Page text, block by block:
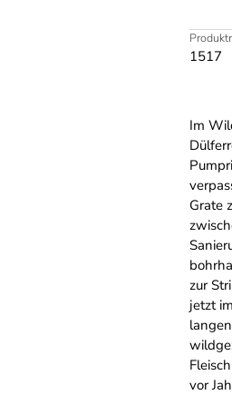
1517
Im
Grate
zur
jetzt
vor